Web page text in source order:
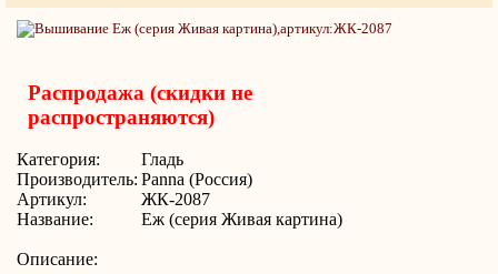
Распродажа (скидки не
распространяются)
Категория:
Гладь
Производитель: Panna (Россия)
Артикул:
ЖК-2087
Название:
Еж (серия Живая картина)
Описание: